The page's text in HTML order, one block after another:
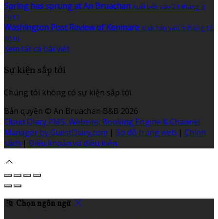
Spring has sprung at An Bruachan Xuất bản vào 21 tháng 3
2017
Washington Post Review of Kenmare Xuất bản vào 5 tháng 12
2016
Xem tất cả bài viết
Sự kiện sắp tới
Chúng tôi không có sự kiện sắp tới.
Bản quyền © An Bruachan B&B 2026
Cloud Diary PMS, Website, Booking Engine & Channel
Manager by GuestDiary.com | Sơ đồ trang web | Chính
sách | Điều khoản và điều kiện
Chọn ngôn ngữ